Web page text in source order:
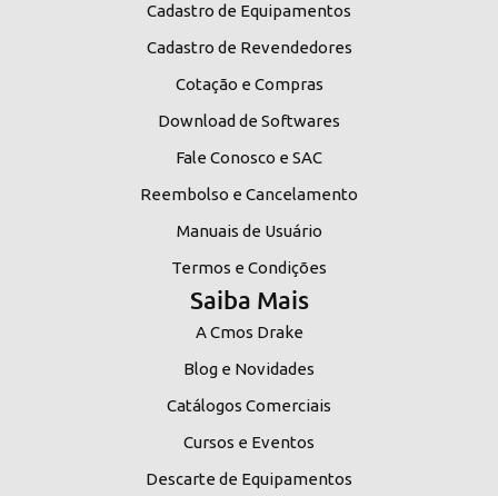
Cadastro de Equipamentos
Cadastro de Revendedores
Cotação e Compras
Download de Softwares
Fale Conosco e SAC
Reembolso e Cancelamento
Manuais de Usuário
Termos e Condições
Saiba Mais
A Cmos Drake
Blog e Novidades
Catálogos Comerciais
Cursos e Eventos
Descarte de Equipamentos